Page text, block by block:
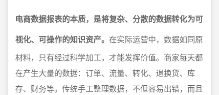
电商数据报表的本质，是将复杂、分散的数据转化为可
视化、可操作的知识资产。 在实际运营中，数据如同原
材料，只有经过科学加工，才能发挥价值。商家每天都
在产生大量的数据：订单、流量、转化、退换货、库
存、财务等。传统手工整理数据，不但容易出错，而且